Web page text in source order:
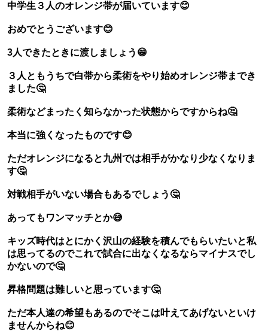
中学生３人のオレンジ帯が届いています😊
おめでとうございます😊
3人できたときに渡しましょう😁
３人ともうちで白帯から柔術をやり始めオレンジ帯までき
ました🤔
柔術などまったく知らなかった状態からですからね🤔
本当に強くなったものです😊
ただオレンジになると九州では相手がかなり少なくなりま
す🤔
対戦相手がいない場合もあるでしょう🤔
あってもワンマッチとか😅
キッズ時代はとにかく沢山の経験を積んでもらいたいと私
は思ってるのでこれで試合に出なくなるならマイナスでし
かないので🤔
昇格問題は難しいと思っています🤔
ただ本人達の希望もあるのでそこは叶えてあげないといけ
ませんからね😊